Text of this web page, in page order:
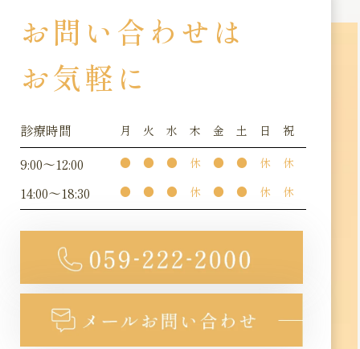
お問い合わせは
お気軽に
診療時間 月 火 水 木 金 土 日 祝
9:00～12:00 ● ● ● 休 ● ● 休 休
14:00～18:30 ● ● ● 休 ● ● 休 休